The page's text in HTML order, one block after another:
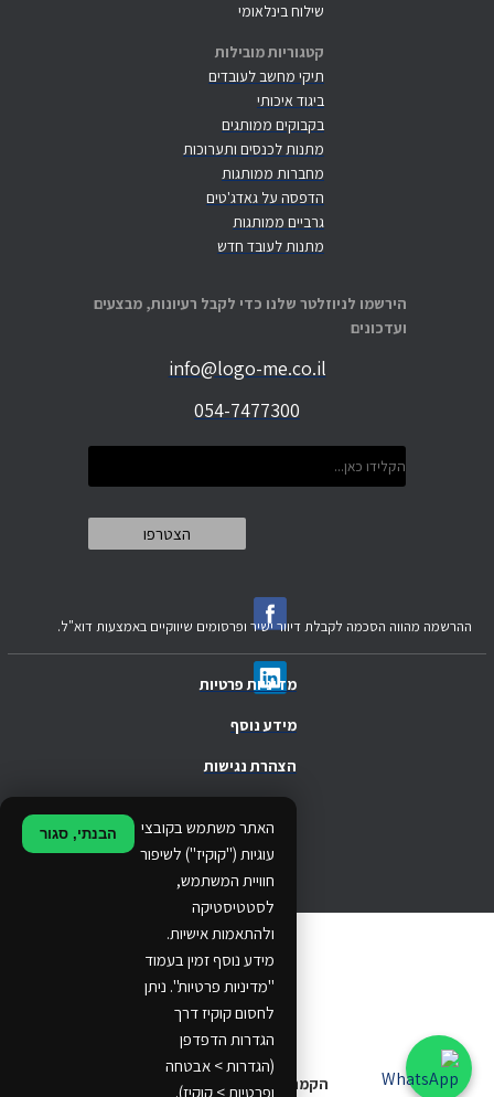
שילוח בינלאומי
קטגוריות מובילות
תיקי מחשב לעובדים
ביגוד איכותי
בקבוקים ממותגים
מתנות לכנסים ותערוכות
מחברות ממותגות
הדפסה על גאדג'טים
גרביים ממותגות
מתנות לעובד חדש
הירשמו לניוזלטר שלנו כדי לקבל רעיונות, מבצעים
ועדכונים
info@logo-me.co.il
054-7477300
מדיניות פרטיות
האתר משתמש בקובצי
עוגיות ("קוקיז") לשיפור
חוויית המשתמש,
לסטטיסטיקה
ולהתאמות אישיות.
מידע נוסף זמין בעמוד
"מדיניות פרטיות". ניתן
לחסום קוקיז דרך
הגדרות הדפדפן
(הגדרות > אבטחה
ופרטיות > קוקיז).
הבנתי, סגור
מידע נוסף
.
הצהרת נגישות
ההרשמה מהווה הסכמה לקבלת דיוור ישיר ופרסומים שיווקיים באמצעות דוא"ל.
© 2024 Ethos Business. All rights reserved.
..
...
הקמת אתרים